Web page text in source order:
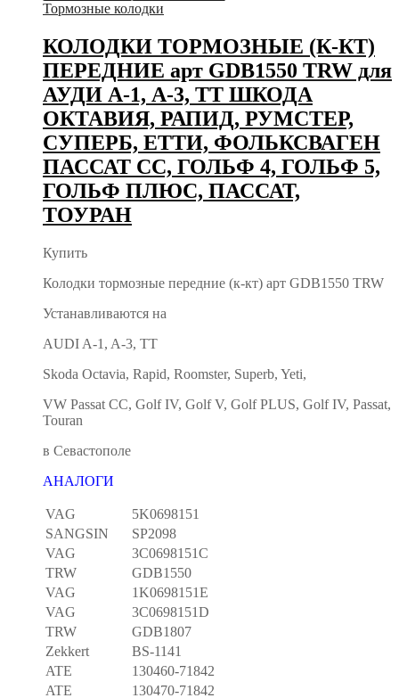
Тормозные колодки
КОЛОДКИ ТОРМОЗНЫЕ (К-КТ)
ПЕРЕДНИЕ арт GDB1550 TRW для
АУДИ А-1, А-3, ТТ ШКОДА
ОКТАВИЯ, РАПИД, РУМСТЕР,
СУПЕРБ, ЕТТИ, ФОЛЬКСВАГЕН
ПАССАТ СС, ГОЛЬФ 4, ГОЛЬФ 5,
ГОЛЬФ ПЛЮС, ПАССАТ,
ТОУРАН
Купить
Колодки тормозные передние (к-кт) арт GDB1550 TRW
Устанавливаются на
AUDI A-1, A-3, TT
Skoda Octavia, Rapid, Roomster, Superb, Yeti,
VW Passat CC, Golf IV, Golf V, Golf PLUS, Golf IV, Passat,
Touran
в Севастополе
АНАЛОГИ
VAG
5K0698151
SANGSIN
SP2098
VAG
3C0698151C
TRW
GDB1550
VAG
1K0698151E
VAG
3C0698151D
TRW
GDB1807
Zekkert
BS-1141
ATE
130460-71842
ATE
130470-71842